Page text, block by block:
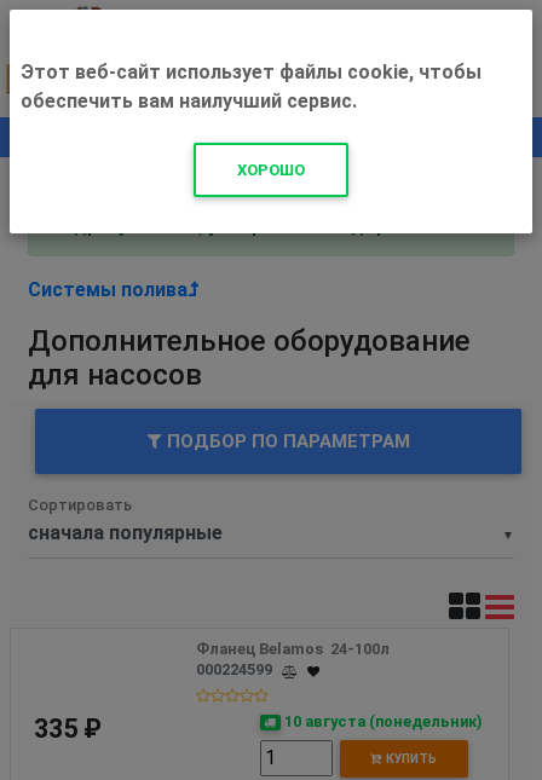
+500 ₽
Внимание! С 3 августа магазин работает по
Системы полива
Дополнительное оборудование
для насосов
ПОДБОР ПО ПАРАМЕТРАМ
▼
Сортировать
Фланец Belamos  24-100л
000224599
335 ₽ 10 августа (понедельник)
КУПИТЬ
Этот веб-сайт использует файлы cookie, чтобы
обеспечить вам наилучший сервис.
ХОРОШО